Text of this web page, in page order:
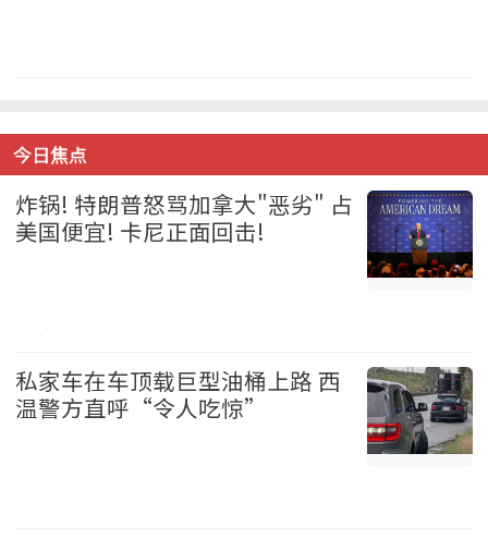
今日焦点
炸锅! 特朗普怒骂加拿大"恶劣" 占
美国便宜! 卡尼正面回击!
加拿大 2026-08-06
私家车在车顶载巨型油桶上路 西
温警方直呼“令人吃惊”